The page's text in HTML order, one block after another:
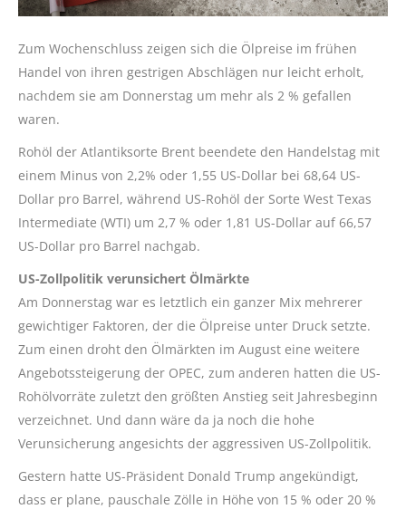
Zum Wochenschluss zeigen sich die Ölpreise im frühen
Handel von ihren gestrigen Abschlägen nur leicht erholt,
nachdem sie am Donnerstag um mehr als 2 % gefallen
waren.
Rohöl der Atlantiksorte Brent beendete den Handelstag mit
einem Minus von 2,2% oder 1,55 US-Dollar bei 68,64 US-
Dollar pro Barrel, während US-Rohöl der Sorte West Texas
Intermediate (WTI) um 2,7 % oder 1,81 US-Dollar auf 66,57
US-Dollar pro Barrel nachgab.
US-Zollpolitik verunsichert Ölmärkte
Am Donnerstag war es letztlich ein ganzer Mix mehrerer
gewichtiger Faktoren, der die Ölpreise unter Druck setzte.
Zum einen droht den Ölmärkten im August eine weitere
Angebotssteigerung der OPEC, zum anderen hatten die US-
Rohölvorräte zuletzt den größten Anstieg seit Jahresbeginn
verzeichnet. Und dann wäre da ja noch die hohe
Verunsicherung angesichts der aggressiven US-Zollpolitik.
Gestern hatte US-Präsident Donald Trump angekündigt,
dass er plane, pauschale Zölle in Höhe von 15 % oder 20 %